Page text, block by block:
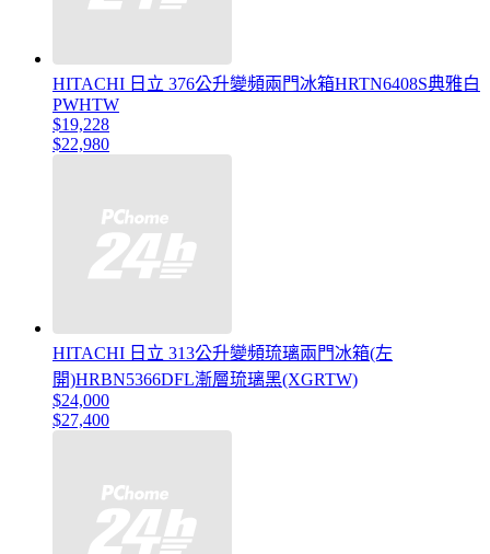
HITACHI 日立 376公升變頻兩門冰箱HRTN6408S典雅白
PWHTW
$19,228
$22,980
HITACHI 日立 313公升變頻琉璃兩門冰箱(左
開)HRBN5366DFL漸層琉璃黑(XGRTW)
$24,000
$27,400